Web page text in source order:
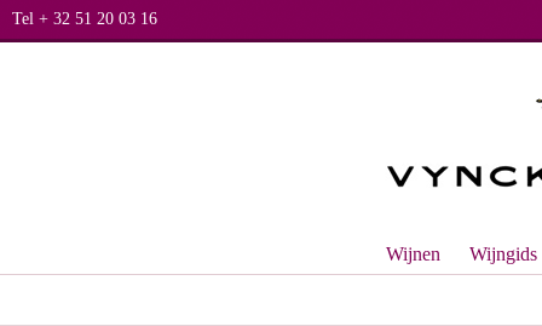
Tel + 32 51 20 03 16
Wijnen Wijngids